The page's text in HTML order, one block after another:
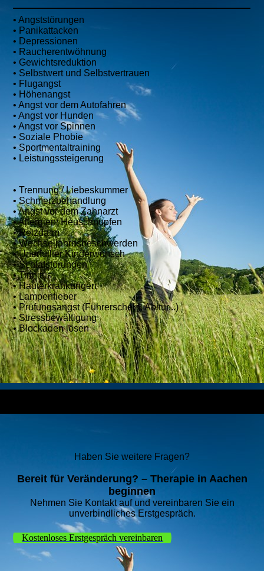
• Angststörungen
• Panikattacken
• Depressionen
• Raucherentwöhnung
• Gewichtsreduktion
• Selbstwert und Selbstvertrauen
• Flugangst
• Höhenangst
• Angst vor dem Autofahren
• Angst vor Hunden
• Angst vor Spinnen
• Soziale Phobie
• Sportmentaltraining
• Leistungssteigerung
• Trennung / Liebeskummer
• Schmerzbehandlung
• Angst vor dem Zahnarzt
• Allergien/ Heuschnupfen
• Reizdarm
• Wechseljahresbeschwerden
• Unerfüllter Kinderwunsch
• Schlafstörungen
• Tinnitus
• Hauterkrankungen
• Lampenfieber
• Prüfungsangst (Führerschein, Abitur...)
• Stressbewältigung
• Blockaden lösen
Haben Sie weitere Fragen?
Bereit für Veränderung? – Therapie in Aachen
beginnen
Nehmen Sie Kontakt auf und vereinbaren Sie ein
unverbindliches Erstgespräch.
Kostenloses Erstgespräch vereinbaren